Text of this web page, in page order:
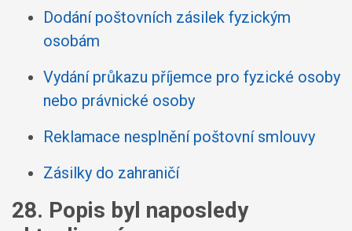
Dodání poštovních zásilek fyzickým
osobám
Vydání průkazu příjemce pro fyzické osoby
nebo právnické osoby
Reklamace nesplnění poštovní smlouvy
Zásilky do zahraničí
28. Popis byl naposledy